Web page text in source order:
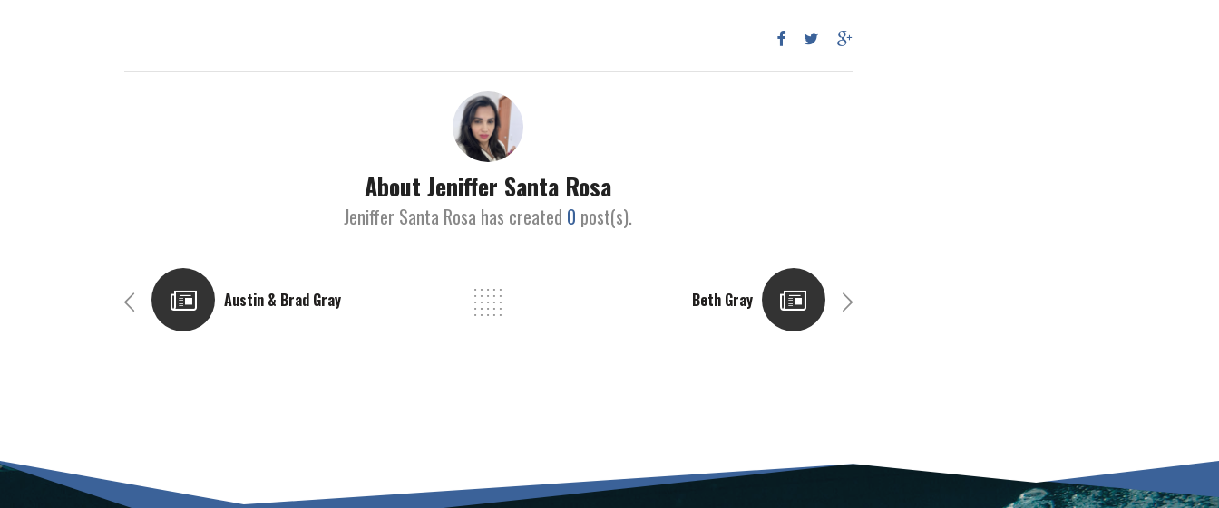
About Jeniffer Santa Rosa
Jeniffer Santa Rosa has created 0 post(s).
Austin & Brad Gray Beth Gray